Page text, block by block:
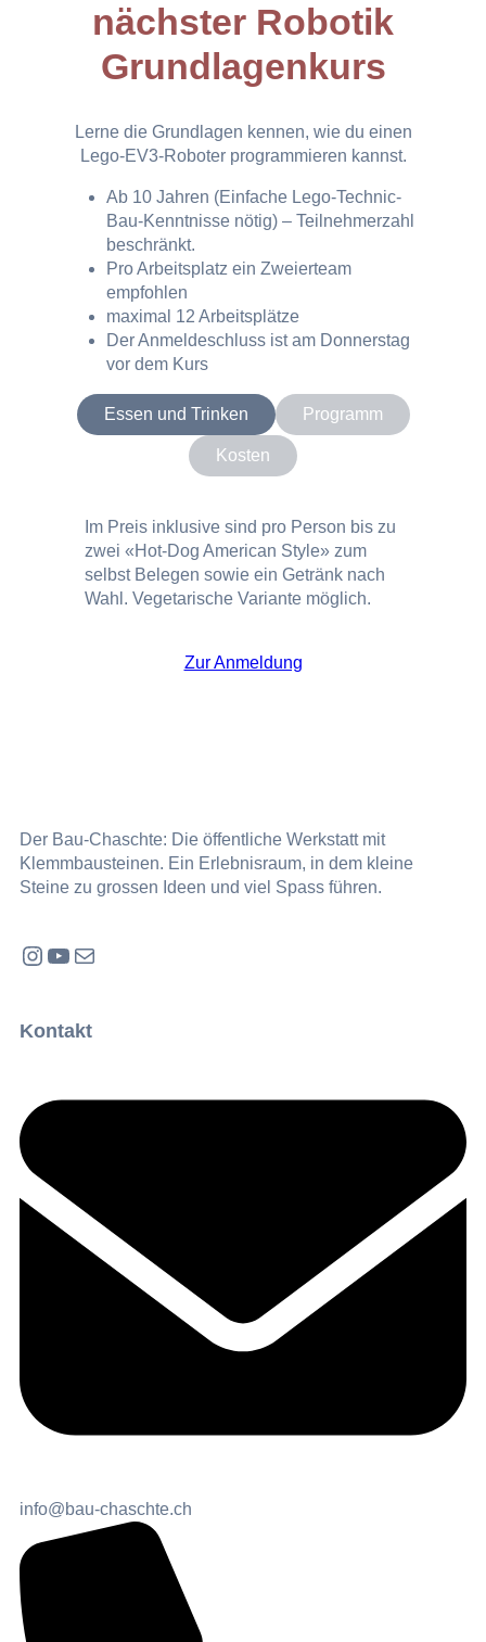
nächster Robotik
Grundlagenkurs
Lerne die Grundlagen kennen, wie du einen
Lego-EV3-Roboter programmieren kannst.
Ab 10 Jahren (Einfache Lego-Technic-
Bau-Kenntnisse nötig) – Teilnehmerzahl
beschränkt.
Pro Arbeitsplatz ein Zweierteam
empfohlen
maximal 12 Arbeitsplätze
Der Anmeldeschluss ist am Donnerstag
vor dem Kurs
Essen und Trinken Programm
Kosten
Im Preis inklusive sind pro Person bis zu
zwei «Hot-Dog American Style» zum
selbst Belegen sowie ein Getränk nach
Wahl. Vegetarische Variante möglich.
Zur Anmeldung
Der Bau-Chaschte: Die öffentliche Werkstatt mit
Klemmbausteinen. Ein Erlebnisraum, in dem kleine
Steine zu grossen Ideen und viel Spass führen.
Instagram YouTube E-Mail
Kontakt
info@bau-chaschte.ch